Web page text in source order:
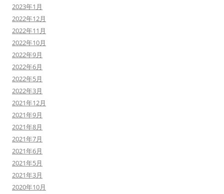
2023年1月
2022年12月
2022年11月
2022年10月
2022年9月
2022年6月
2022年5月
2022年3月
2021年12月
2021年9月
2021年8月
2021年7月
2021年6月
2021年5月
2021年3月
2020年10月